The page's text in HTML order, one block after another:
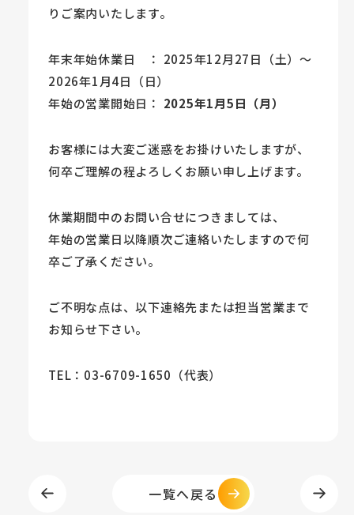
りご案内いたします。
年末年始休業日 ： 2025年12月27日（土）～
2026年1月4日（日）
年始の営業開始日： 2025年1月5日（月）
お客様には大変ご迷惑をお掛けいたしますが、
何卒ご理解の程よろしくお願い申し上げます。
休業期間中のお問い合せにつきましては、
年始の営業日以降順次ご連絡いたしますので何
卒ご了承ください。
ご不明な点は、以下連絡先または担当営業まで
お知らせ下さい。
TEL：03-6709-1650（代表）
一覧へ戻る